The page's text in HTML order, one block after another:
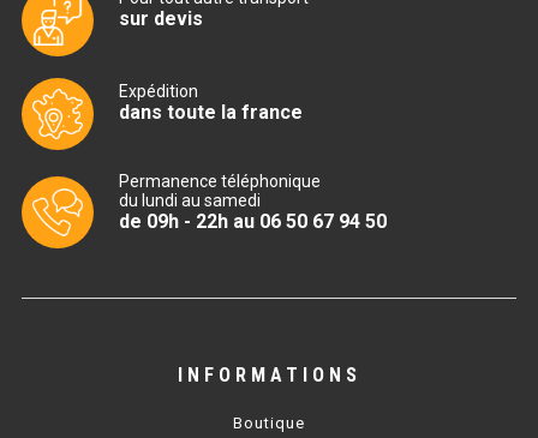
TABLE RÉFRIGÉRÉE
TABLE 600
sur devis
Expédition
dans toute la france
Permanence téléphonique
du lundi au samedi
de 09h - 22h au 06 50 67 94 50
INFORMATIONS
Boutique